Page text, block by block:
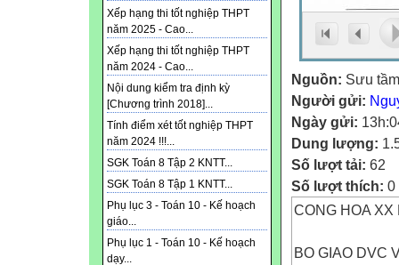
Xếp hạng thi tốt nghiệp THPT
năm 2025 - Cao...
Xếp hạng thi tốt nghiệp THPT
năm 2024 - Cao...
Nội dung kiểm tra định kỳ
[Chương trình 2018]...
Tính điểm xét tốt nghiệp THPT
năm 2024 !!!...
SGK Toán 8 Tập 2 KNTT...
SGK Toán 8 Tập 1 KNTT...
Phụ lục 3 - Toán 10 - Kế hoạch
giáo...
Phụ lục 1 - Toán 10 - Kế hoạch
dạy...
Nguồn: Sưu tầm
Người gửi:
Ngày gửi:
Dung lượng:
Số lượt tải: 62
Số lượt thích: 0
CONG HOA XX
BO GIAO DVC